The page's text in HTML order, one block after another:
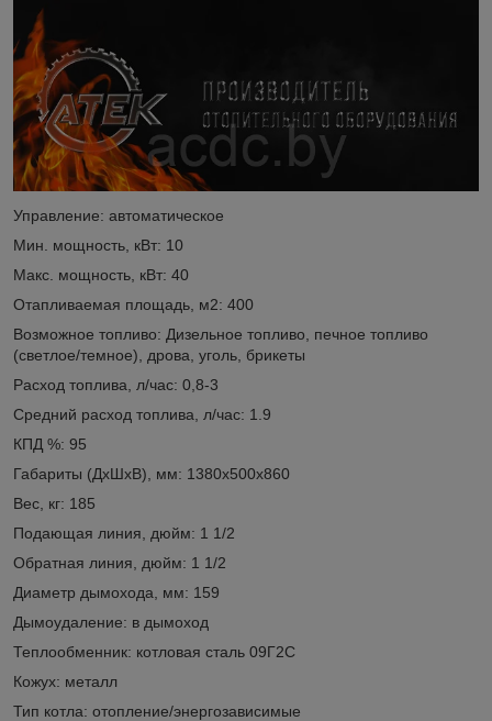
Управление: автоматическое
Мин. мощность, кВт: 10
Макс. мощность, кВт: 40
Отапливаемая площадь, м2: 400
Возможное топливо: Дизельное топливо, печное топливо
(светлое/темное), дрова, уголь, брикеты
Расход топлива, л/час: 0,8-3
Средний расход топлива, л/час: 1.9
КПД %: 95
Габариты (ДxШxВ), мм: 1380х500х860
Вес, кг: 185
Подающая линия, дюйм: 1 1/2
Обратная линия, дюйм: 1 1/2
Диаметр дымохода, мм: 159
Дымоудаление: в дымоход
Теплообменник: котловая сталь 09Г2С
Кожух: металл
Тип котла: отопление/энергозависимые